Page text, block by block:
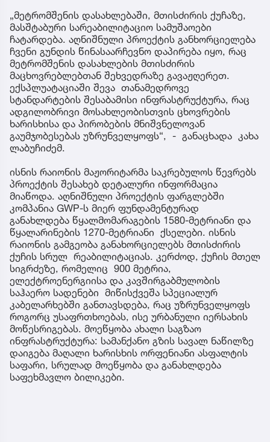
„მეტრომშენის დასახლებაში, მთისძირის ქუჩაზე,
მასშტაბური სარეაბილიტაციო სამუშაოები
ჩატარდება. აღნიშნული პროექტის განხორციელება
ჩვენი გუნდის წინასაარჩევნო დაპირება იყო, რაც
მეტრომშენის დასახლების მთისძირის
მაცხოვრებლებთან შეხვედრაზე გავაჟღერეთ.
ექსპლუატაციაში შევა თანამედროვე
სტანდარტების შესაბამისი ინფრასტრუქტურა, რაც
ადგილობრივი მოსახლეობისთვის ცხოვრების
ხარისხისა და პირობების მნიშვნელოვან
გაუმჯობესებას უზრუნველყოფს“, - განაცხადა კახა
ლაბუჩიძემ.
ისნის რაიონის მაჟორიტარმა საკრებულოს წევრებს
პროექტის შესახებ დეტალური ინფორმაცია
მიაწოდა. აღნიშნული პროექტის ფარგლებში
კომპანია GWP-ს მიერ ფუნდამენტურად
განახლდება წყალმომარაგების 1580-მეტრიანი და
წყალარინების 1270-მეტრიანი ქსელები. ისნის
რაიონის გამგეობა განახორციელებს მთისძირის
ქუჩის სრულ რეაბილიტაციას. კერძოდ, ქუჩის მთელ
სიგრძეზე, რომელიც 900 მეტრია,
ელექტროენერგიისა და კავშირგაბმულობის
საჰაერო სადენები მიწისქვეშა სპეციალურ
კაბელარხებში განთავსდება, რაც უზრუნველყოფს
როგორც უსაფრთხოებას, ისე ურბანული იერსახის
მოწესრიგებას. მოეწყობა ახალი საგზაო
ინფრასტრუქტურა: სამანქანო გზის სავალ ნაწილზე
დაიგება მაღალი ხარისხის ორფენიანი ასფალტის
საფარი, სრულად მოეწყობა და განახლდება
საფეხმავლო ბილიკები.